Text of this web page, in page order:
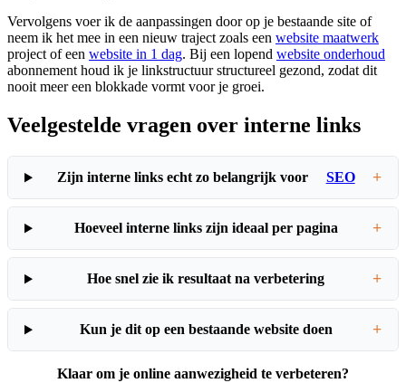
Vervolgens voer ik de aanpassingen door op je bestaande site of
neem ik het mee in een nieuw traject zoals een website maatwerk
project of een website in 1 dag. Bij een lopend website onderhoud
abonnement houd ik je linkstructuur structureel gezond, zodat dit
nooit meer een blokkade vormt voor je groei.
Veelgestelde vragen over interne links
Zijn interne links echt zo belangrijk voor SEO +
Hoeveel interne links zijn ideaal per pagina +
Hoe snel zie ik resultaat na verbetering +
Kun je dit op een bestaande website doen +
Klaar om je online aanwezigheid te verbeteren?